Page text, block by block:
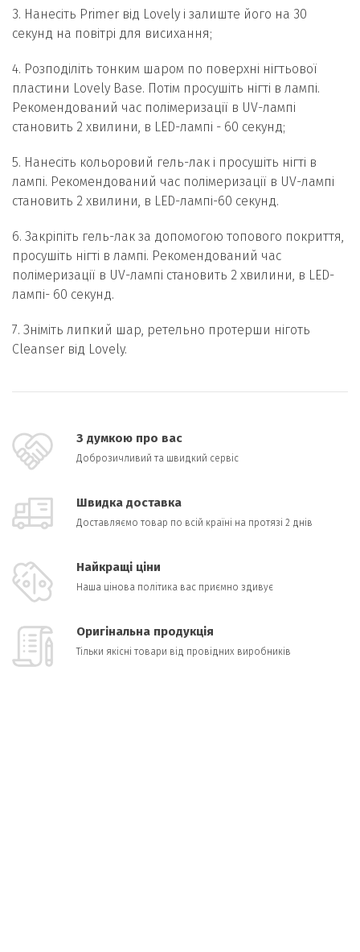
3. Нанесіть Primer від Lovely і залиште його на 30
секунд на повітрі для висихання;
4. Розподіліть тонким шаром по поверхні нігтьової
пластини Lovely Base. Потім просушіть нігті в лампі.
Рекомендований час полімеризації в UV-лампі
становить 2 хвилини, в LED-лампі - 60 секунд;
5. Нанесіть кольоровий гель-лак і просушіть нігті в
лампі. Рекомендований час полімеризації в UV-лампі
становить 2 хвилини, в LED-лампі-60 секунд.
6. Закріпіть гель-лак за допомогою топового покриття,
просушіть нігті в лампі. Рекомендований час
полімеризації в UV-лампі становить 2 хвилини, в LED-
лампі- 60 секунд.
7. Зніміть липкий шар, ретельно протерши ніготь
Cleanser від Lovely.
З думкою про вас
Доброзичливий та швидкий сервіс
Швидка доставка
Доставляємо товар по всій країні на протязі 2 днів
Найкращі ціни
Наша цінова політика вас приємно здивує
Оригінальна продукція
Тільки якісні товари від провідних виробників